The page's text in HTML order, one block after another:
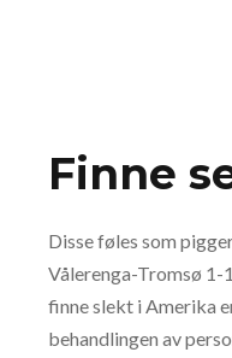
Finne
Disse føles som
Vålerenga-Tromsø 1-
finne slekt i Amerika
behandlingen av